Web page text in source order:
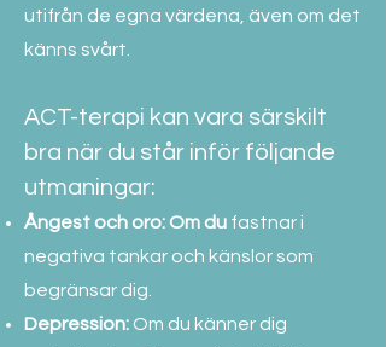
utifrån de egna värdena, även om det
känns svårt.
ACT-terapi kan vara särskilt
bra när du står inför följande
utmaningar:
Ångest och oro: Om du fastnar i
negativa tankar och känslor som
begränsar dig.
Depression: Om du känner dig